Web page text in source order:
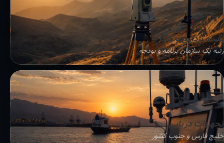
نقشه برداری و GIS
رتبه یک سازمان برنامه و بودجه
تجهیزات دریایی
خلیج فارس و جنوب کشور